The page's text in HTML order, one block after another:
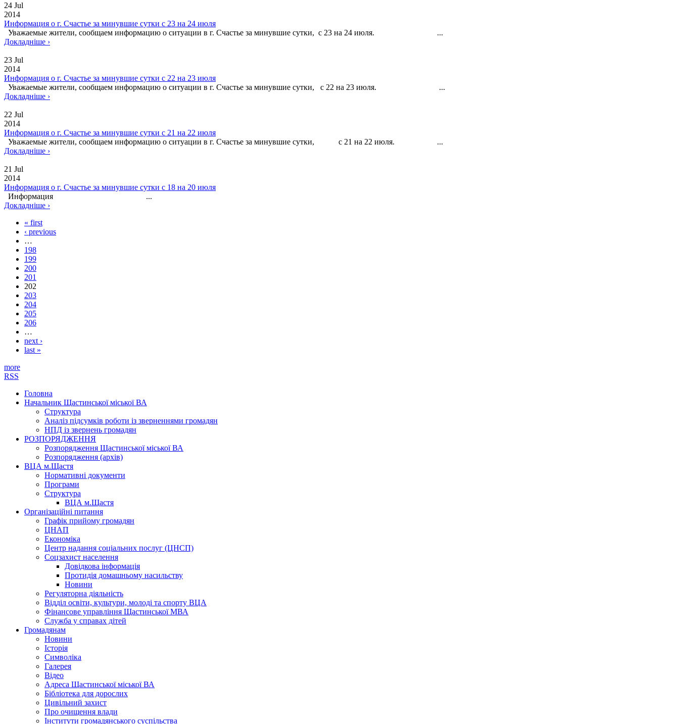
24 Jul
2014
Информация о г. Счастье за минувшие сутки с 23 на 24 июля
Уважаемые жители, сообщаем информацию о ситуации в г. Счастье за минувшие сутки, с 23 на 24 июля. ...
Докладніше ›
23 Jul
2014
Информация о г. Счастье за минувшие сутки с 22 на 23 июля
Уважаемые жители, сообщаем информацию о ситуации в г. Счастье за минувшие сутки, с 22 на 23 июля. ...
Докладніше ›
22 Jul
2014
Информация о г. Счастье за минувшие сутки с 21 на 22 июля
Уважаемые жители, сообщаем информацию о ситуации в г. Счастье за минувшие сутки, с 21 на 22 июля. ...
Докладніше ›
21 Jul
2014
Информация о г. Счастье за минувшие сутки с 18 на 20 июля
Информация ...
Докладніше ›
« first
‹ previous
…
198
199
200
201
202
203
204
205
206
…
next ›
last »
more
RSS
Головна
Начальник Щастинської міської ВА
Структура
Аналіз підсумків роботи із зверненнями громадян
НПД із звернень громадян
РОЗПОРЯДЖЕННЯ
Розпорядження Щастинської міської ВА
Розпорядження (архів)
ВЦА м.Щастя
Нормативні документи
Програми
Структура
ВЦА м.Щастя
Організаційні питання
Графік прийому громадян
ЦНАП
Економіка
Центр надання соціальних послуг (ЦНСП)
Соцзахист населення
Довідкова інформація
Протидія домашньому насильству
Новини
Регуляторна діяльність
Відділ освіти, культури, молоді та спорту ВЦА
Фінансове управління Щастинської МВА
Служба у справах дітей
Громадянам
Новини
Історія
Символіка
Галерея
Відео
Адреса Щастинської міської ВА
Бібліотека для дорослих
Цивільний захист
Про очищення влади
Інститути громадянського суспільства